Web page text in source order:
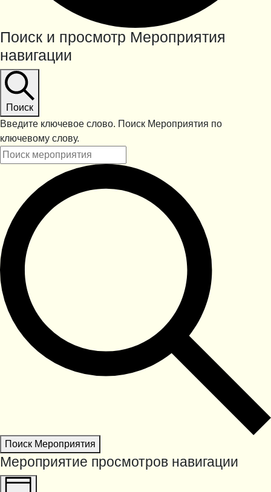
Поиск и просмотр Мероприятия
навигации
Поиск
Введите ключевое слово. Поиск Мероприятия по
ключевому слову.
Поиск Мероприятия
Мероприятие просмотров навигации